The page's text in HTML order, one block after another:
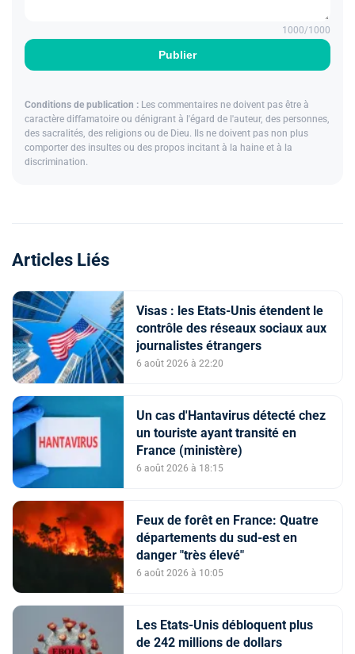
Publier
1000/1000
Conditions de publication : Les commentaires ne doivent pas être à
caractère diffamatoire ou dénigrant à l'égard de l'auteur, des personnes,
des sacralités, des religions ou de Dieu. Ils ne doivent pas non plus
comporter des insultes ou des propos incitant à la haine et à la
discrimination.
Articles Liés
Visas : les Etats-Unis étendent le
contrôle des réseaux sociaux aux
journalistes étrangers
6 août 2026 à 22:20
Un cas d'Hantavirus détecté chez
un touriste ayant transité en
France (ministère)
6 août 2026 à 18:15
Feux de forêt en France: Quatre
départements du sud-est en
danger "très élevé"
6 août 2026 à 10:05
Les Etats-Unis débloquent plus
de 242 millions de dollars